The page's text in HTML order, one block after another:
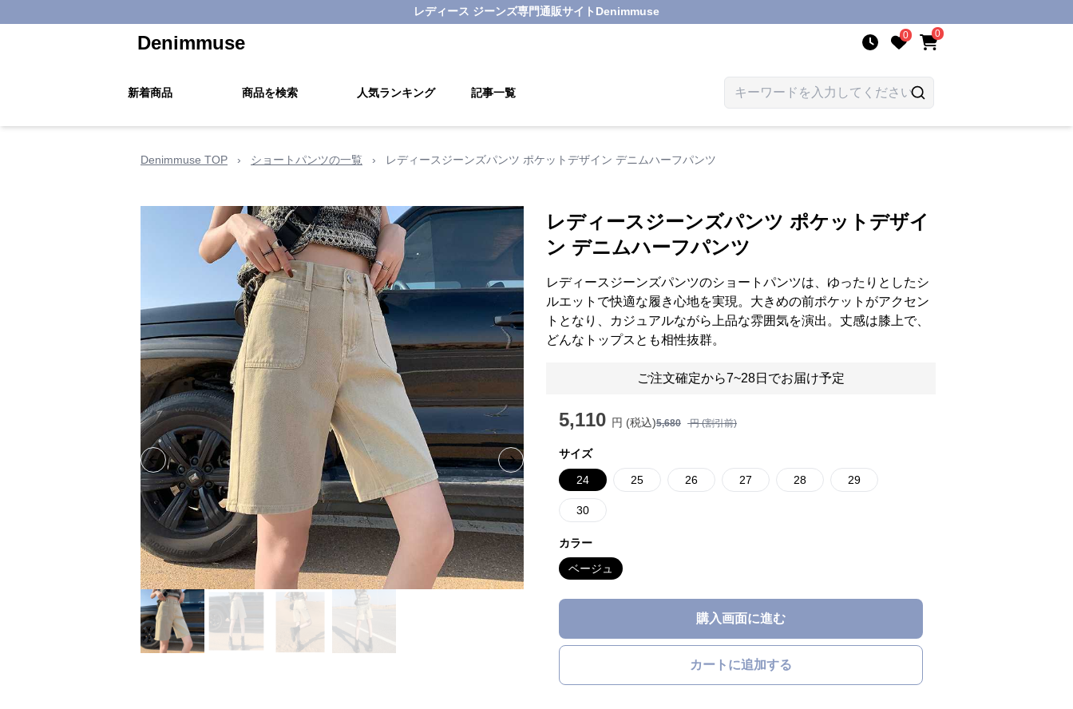
レディース ジーンズ専門通販サイト Denimmuse
Denimmuse 0 0
新着商品 商品を検索 人気ランキング 記事一覧
Denimmuse TOP › ショートパンツの一覧 › レディースジーンズパンツ ポケットデザイン デニムハーフパンツ
Previous slide Next slide
レディースジーンズパンツ ポケットデザイ
ン デニムハーフパンツ
レディースジーンズパンツのショートパンツは、ゆったりとしたシ
ルエットで快適な履き心地を実現。大きめの前ポケットがアクセン
トとなり、カジュアルながら上品な雰囲気を演出。丈感は膝上で、
どんなトップスとも相性抜群。
ご注文確定から7~28日でお届け予定
5,110 円 (税込)5,680 円 (割引前)
サイズ
24 25 26 27 28 29
30
カラー
ベージュ
購入画面に進む
カートに追加する